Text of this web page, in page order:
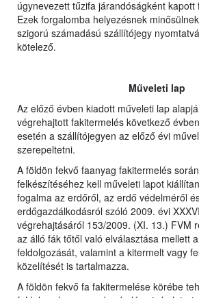
úgynevezett tűzifa járandóságként kapott
Ezek forgalomba helyezésnek
szigorú számadású szállítójegy
kötelező.
Műveleti lap
Az előző évben kiadott műveleti lap
végrehajtott fakitermelés következő
esetén a szállítójegyen az előző évi
szerepeltetni.
A földön fekvő faanyag fakitermelés
felkészítéséhez kell műveleti lapot
fogalma az erdőről, az erdő védelméről
erdőgazdálkodásról szóló 2009. évi
végrehajtásáról 153/2009. (XI. 13.) FVM
az álló fák tőtől való elválasztása mellett
feldolgozását, valamint a kitermelt vagy
közelítését is tartalmazza.
A földön fekvő fa fakitermelése körébe